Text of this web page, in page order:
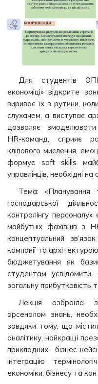
Для студентів
економіці» відкрите
вириває їх з рутини,
слухачем, а виступає
дозволяє
HR-команд, сприяє
кліпового мислення,
формує soft skills
управлінців, необхідні
Тема: «Планування
господарської
контролінгу
майбутніх фахівців з
концептуальний
компанії та
бюджетування як
студентам
загальну прибутковість
Лекція озброїла
арсеналом знань,
завдяки тому, що
аналітику, найкращі
прикладних бізнес-
інтеграцію
економіки, бізнесу та